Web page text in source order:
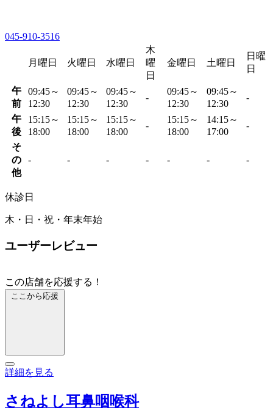
045-910-3516
月曜日 火曜日 水曜日
木
曜
日
金曜日 土曜日
日曜
日
午
前
09:45～
12:30
09:45～
12:30
09:45～
12:30
-
09:45～
12:30
09:45～
12:30
-
午
後
15:15～
18:00
15:15～
18:00
15:15～
18:00
-
15:15～
18:00
14:15～
17:00
-
そ
の
他
- - - - - - -
休診日
木・日・祝・年末年始
ユーザーレビュー
この店舗を応援する！
ここから応援
詳細を見る
さねよし耳鼻咽喉科